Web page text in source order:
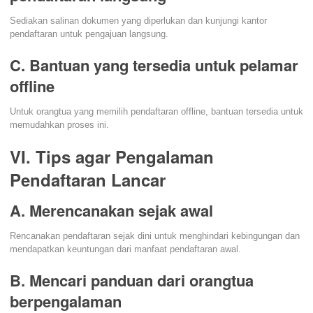
Sediakan salinan dokumen yang diperlukan dan kunjungi kantor
pendaftaran untuk pengajuan langsung.
C. Bantuan yang tersedia untuk pelamar
offline
Untuk orangtua yang memilih pendaftaran offline, bantuan tersedia untuk
memudahkan proses ini.
VI. Tips agar Pengalaman
Pendaftaran Lancar
A. Merencanakan sejak awal
Rencanakan pendaftaran sejak dini untuk menghindari kebingungan dan
mendapatkan keuntungan dari manfaat pendaftaran awal.
B. Mencari panduan dari orangtua
berpengalaman